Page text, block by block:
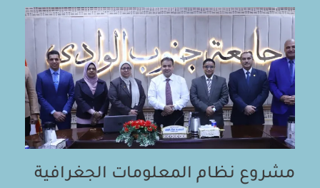
مشروع نظام المعلومات الجغرافية